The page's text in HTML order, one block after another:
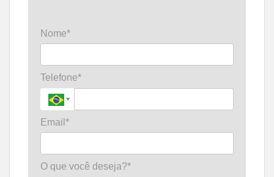
Nome*
Telefone*
Email*
O que você deseja?*